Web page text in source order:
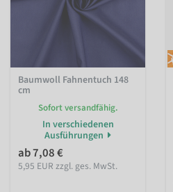
Baumwoll Fahnentuch 148
cm
Sofort versandfähig.
In verschiedenen
Ausführungen
ab 7,08 €
5,95 EUR zzgl. ges. MwSt.